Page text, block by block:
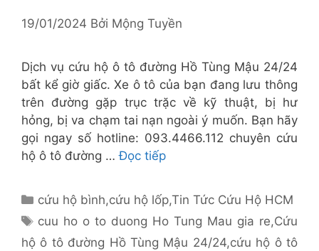
19/01/2024 Bởi Mộng Tuyền
Dịch vụ cứu hộ ô tô đường Hồ Tùng Mậu 24/24
bất kể giờ giấc. Xe ô tô của bạn đang lưu thông
trên đường gặp trục trặc về kỹ thuật, bị hư
hỏng, bị va chạm tai nạn ngoài ý muốn. Bạn hãy
gọi ngay số hotline: 093.4466.112 chuyên cứu
hộ ô tô đường …Đọc tiếp
Danh
mục
cứu hộ bình,cứu hộ lốp,Tin Tức Cứu Hộ HCM
Thẻ
cuu ho o to duong Ho Tung Mau gia re,Cứu
hộ ô tô đường Hồ Tùng Mậu 24/24,cứu hộ ô tô